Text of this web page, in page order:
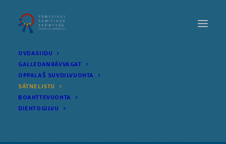
OVDASIIDU
GALLEDANRÁVVAGAT
OPPALAŠ SUVDILVUOHTA
SÁTNELISTU
BOAHTTEVUOHTA
DIEHTOGILVU